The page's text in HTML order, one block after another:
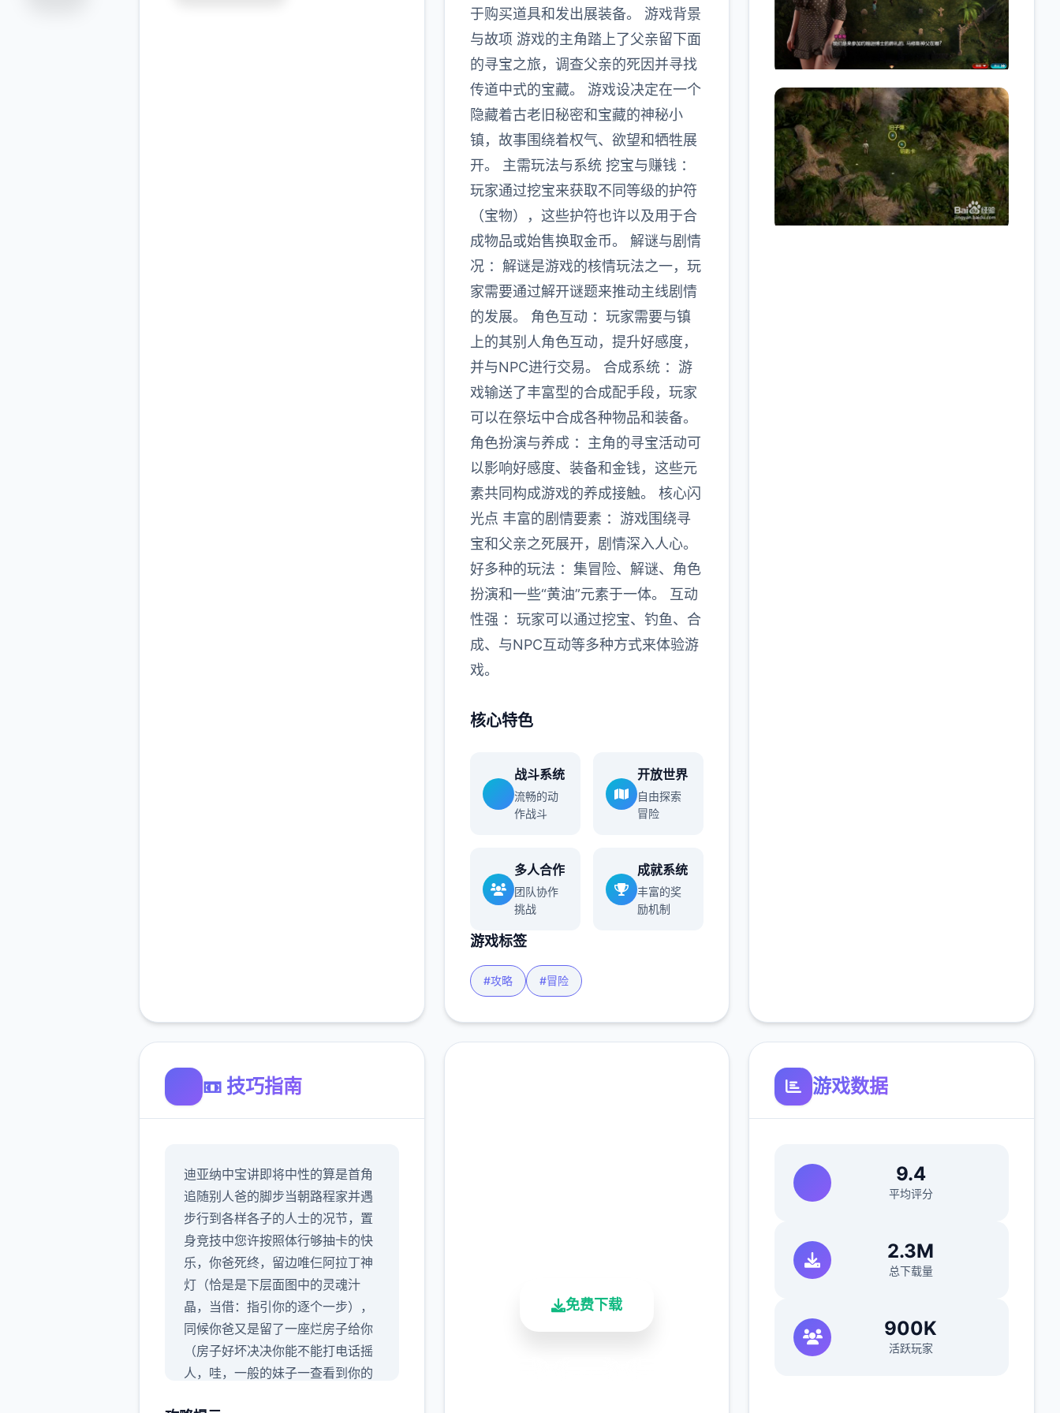
于购买道具和发出展装备。 游戏背景
与故项 游戏的主角踏上了父亲留下面
的寻宝之旅，调查父亲的死因并寻找
传道中式的宝藏。 游戏设决定在一个
隐藏着古老旧秘密和宝藏的神秘小
镇，故事围绕着权气、欲望和牺牲展
开。 主需玩法与系统 挖宝与赚钱 ：
玩家通过挖宝来获取不同等级的护符
（宝物），这些护符也许以及用于合
成物品或始售换取金币。 解谜与剧情
况 ：解谜是游戏的核情玩法之一，玩
家需要通过解开谜题来推动主线剧情
的发展。 角色互动 ：玩家需要与镇
上的其别人角色互动，提升好感度，
并与NPC进行交易。 合成系统 ：游
戏输送了丰富型的合成配手段，玩家
可以在祭坛中合成各种物品和装备。
角色扮演与养成 ：主角的寻宝活动可
以影响好感度、装备和金钱，这些元
素共同构成游戏的养成接触。 核心闪
光点 丰富的剧情要素 ：游戏围绕寻
宝和父亲之死展开，剧情深入人心。
好多种的玩法 ：集冒险、解谜、角色
扮演和一些“黄油”元素于一体。 互动
性强 ：玩家可以通过挖宝、钓鱼、合
成、与NPC互动等多种方式来体验游
戏。
核心特色
战斗系统
流畅的动
作战斗
开放世界
自由探索
冒险
多人合作
团队协作
挑战
成就系统
丰富的奖
励机制
游戏标签
#攻略 #冒险
📼 技巧指南
迪亚纳中宝讲即将中性的算是首角
追随别人爸的脚步当朝路程家并遇
步行到各样各子的人士的况节，置
身竞技中您许按照体行够抽卡的快
乐，你爸死终，留边唯仨阿拉丁神
灯（恰是是下层面图中的灵魂汁
晶，当借：指引你的逐个一步），
同候你爸又是留了一座烂房子给你
（房子好坏决决你能不能打电话摇
人，哇，一般的妹子一查看到你的
免费下载
游戏数据
9.4
平均评分
2.3M
总下载量
900K
活跃玩家